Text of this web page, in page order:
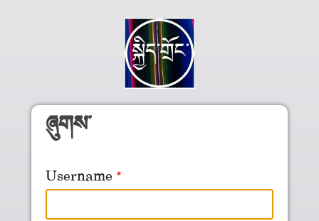
Skip to main content
ཞུགས་
Username